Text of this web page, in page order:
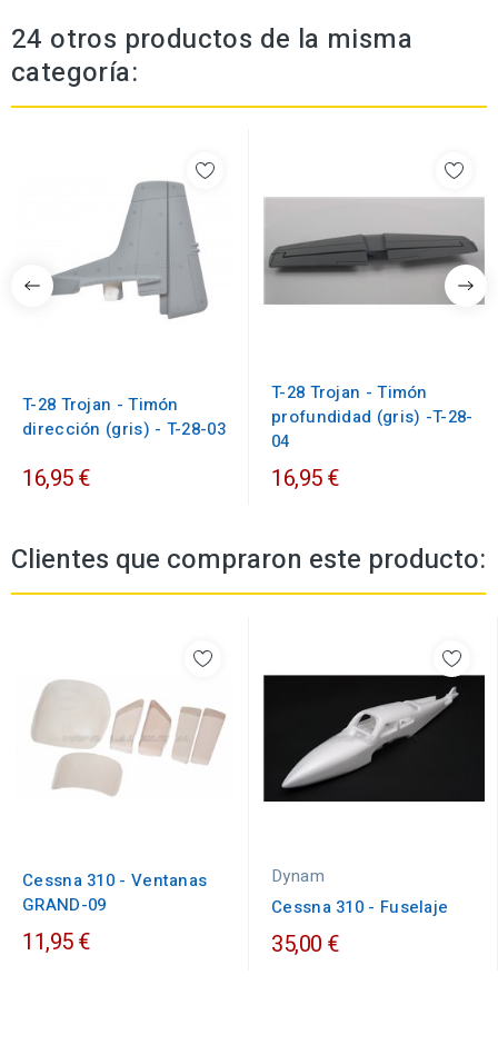
24 otros productos de la misma
categoría:
T-28 Trojan - Timón
dirección (gris) - T-28-03
16,95 €
T-28 Trojan - Timón
profundidad (gris) -T-28-
04
16,95 €
Clientes que compraron este producto:
Cessna 310 - Ventanas
GRAND-09
11,95 €
Dynam
Cessna 310 - Fuselaje
35,00 €